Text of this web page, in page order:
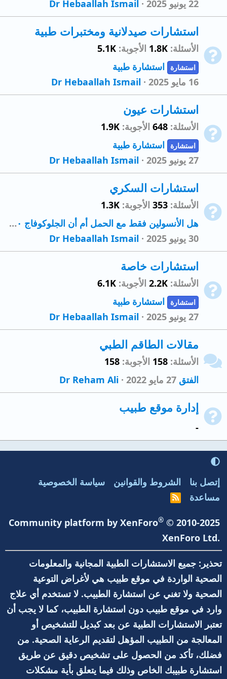
22 يونيو 2025
Dr Hebaallah Ismail
استشارات صيدلانية ومختبرات طبية
الأسئلة 1.8K الأجوبة 5.1K
استشارة
استشارة طبية
16 مايو 2025
Dr Hebaallah Ismail
استشارات عيون
الأسئلة 648 الأجوبة 1.9K
استشارة
استشارة طبية
27 يونيو 2025
Dr Hebaallah Ismail
استشارات السكري
الأسئلة 353 الأجوبة 1.3K
هل الأنسولين فقط مع الحمل أم أن الجلوكوفاج ٥٠٠ مجم يصلح مع الحمل خاصة وأن السكر نسبته لا تزيد عن ١٥٠
30 يونيو 2025
Dr Hebaallah Ismail
استشارات خاصة
الأسئلة 2.2K الأجوبة 6.1K
استشارة
استشارة طبية
27 يونيو 2025
Dr Hebaallah Ismail
مقالات الطاقم الطبي
الأسئلة 158 الأجوبة 158
الفتق 27 مايو 2022 Dr Reham Ali
إدارة موقع طبيب
-
إتصل بنا الشروط والقوانين
سياسة الخصوصية
مساعدة
R
S
Community platform by XenForo® © 2010-2025
XenForo Ltd.
تحذير: جميع الاستشارات الطبية المجانية والمعلومات
الصحية الواردة في موقع طبيب هي لأغراض التوعية
الصحية ولا تغني عن استشارة الطبيب. لا تستخدم أي علاج
وارد في موقع طبيب دون استشارة الطبيب، كما لا يجب أن
تعتبر الاستشارات الطبية عن بعد كبديل للتشخيص أو
المعالجة من الطبيب المؤهل لتقديم الرعاية الصحية. من
فضلك، تأكد من الحصول على تشخيص دقيق عن طريق
استشارة طبيبك الخاص وذلك فيما يتعلق بأية مشكلات